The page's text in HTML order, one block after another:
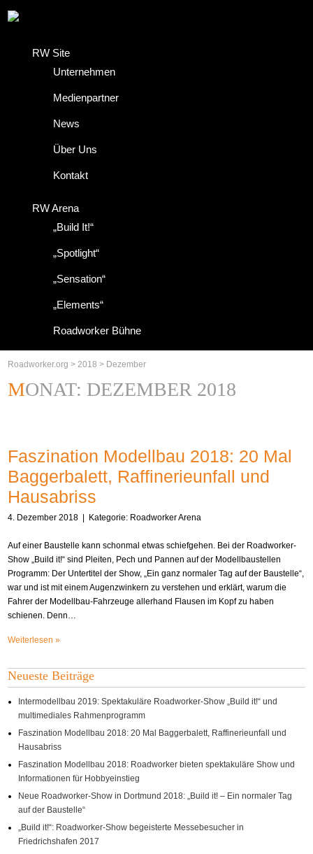
RW Site
Unternehmen
Medienpartner
News
Über Uns
Kontakt
RW Arena
„Build It!“
„Spotlight“
„Sensation“
„Elements“
Roadworker Bühne
Roadworker.org >2018 > Dezember
MONAT: DEZEMBER 2018
Faszination Modellbau 2018: 20 Mal
Baggerbalett, Raffinerieunfall und
Hausabriss
4. Dezember 2018 | Kategorie: Roadworker Arena
Auf einer Baustelle kann schonmal etwas schiefgehen. Bei der Roadworker-
Show „Build it!“ sind Pleiten, Pech und Pannen auf der Modellbaustellen
Programm: Der Untertitel der Show, „Ein ganz normaler Tag auf der Baustelle“,
war und ist mit einem Augenzwinkern zu verstehen und erklärt, warum die
Fahrer der Modellbau-Fahrzeuge allerhand Flausen im Kopf zu haben
schienen. Denn…
Weiterlesen »
Neueste Beiträge
Intermodellbau 2019: Spektakuläre Roadworker-Show „Build it!“ und
multimediales Rahmenprogramm
Faszination Modellbau 2018: 20 Mal Baggerbalett, Raffinerieunfall und
Hausabriss
Faszination Modellbau 2018: Roadworker bieten spektakuläre Show und
Informationen für Hobbyeinstieg
Neue Roadworker-Show in Dortmund 2018: „Build it! – Ein normaler Tag
auf der Baustelle“
„Build it!“: Roadworker-Show begeisterte Messebesucher in
Friedrichshafen 2017